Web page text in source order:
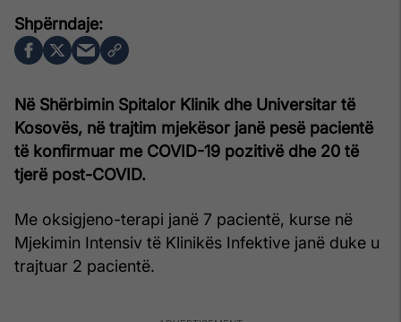
Në Shërbimin Spitalor Klinik dhe Universitar të
Kosovës, në trajtim mjekësor janë pesë pacientë
të konfirmuar me COVID-19 pozitivë dhe 20 të
tjerë post-COVID.
Me oksigjeno-terapi janë 7 pacientë, kurse në
Mjekimin Intensiv të Klinikës Infektive janë duke u
trajtuar 2 pacientë.